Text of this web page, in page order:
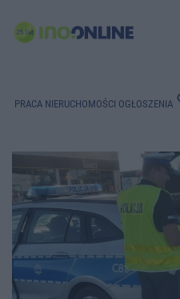
PRACA NIERUCHOMOŚCI OGŁOSZENIA